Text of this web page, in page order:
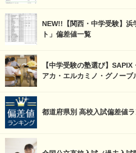
NEW!!【関西・中学受験】浜
ト」偏差値一覧
【中学受験の塾選び】
アカ・エルカミノ・グノーブ
都道府県別 高校入試偏差値